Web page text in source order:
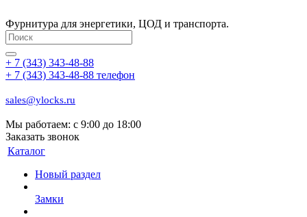
Фурнитура для энергетики, ЦОД и транспорта.
+ 7 (343) 343-48-88
+ 7 (343) 343-48-88 телефон
sales@ylocks.ru
Мы работаем: с 9:00 до 18:00
Заказать звонок
Каталог
Новый раздел
Замки